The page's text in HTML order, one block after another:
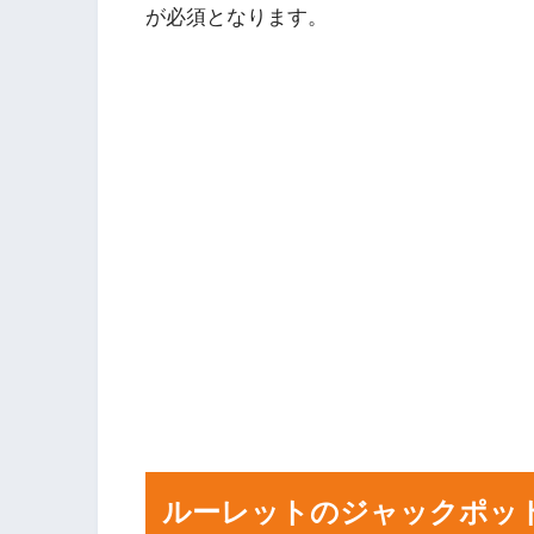
が必須となります。
ルーレットのジャックポッ